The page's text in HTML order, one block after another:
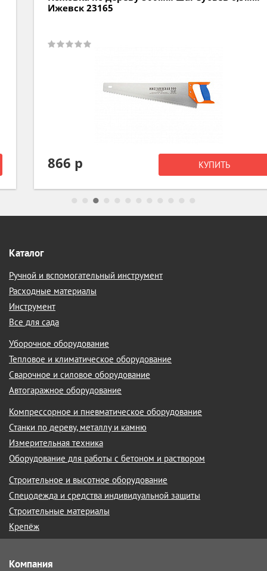
Ижевск 23165
866 р КУПИТЬ
Каталог
Ручной и вспомогательный инструмент
Расходные материалы
Инструмент
Все для сада
Уборочное оборудование
Тепловое и климатическое оборудование
Сварочное и силовое оборудование
Автогаражное оборудование
Компрессорное и пневматическое оборудование
Станки по дереву, металлу и камню
Измерительная техника
Оборудование для работы с бетоном и раствором
Строительное и высотное оборудование
Спецодежда и средства индивидуальной защиты
Строительные материалы
Крепёж
Компания